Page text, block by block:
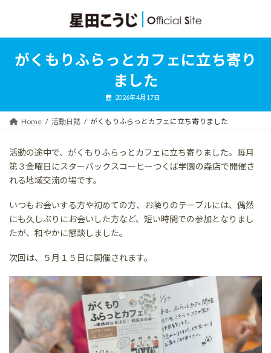
ン
ー
がくもりふらっとカフェに立ち寄り
ました
2026年4月17日
Home 活動日誌 がくもりふらっとカフェに立ち寄りました
活動の途中で、がくもりふらっとカフェに立ち寄りました。毎月
第３金曜日にスターバックスコーヒーつくば学園の森店で開催さ
れる地域交流の場です。
いつもお会いする方や初めての方、お隣りのテーブルには、偶然
にも久しぶりにお会いした方など、短い時間での参加となりまし
たが、和やかに懇談しました。
次回は、５月１５日に開催されます。